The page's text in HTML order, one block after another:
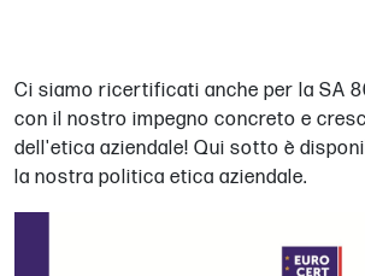
Ci siamo ricertificati anche per la SA
con il nostro impegno concreto e
dell'etica aziendale! Qui sotto è
la nostra politica etica aziendale.